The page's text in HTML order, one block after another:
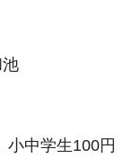
小中学生100円